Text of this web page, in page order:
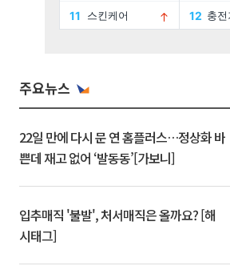
주요뉴스
22일 만에 다시 문 연 홈플러스…정상화 바
쁜데 재고 없어 ‘발동동’[가보니]
입추매직 '불발', 처서매직은 올까요? [해
시태그]